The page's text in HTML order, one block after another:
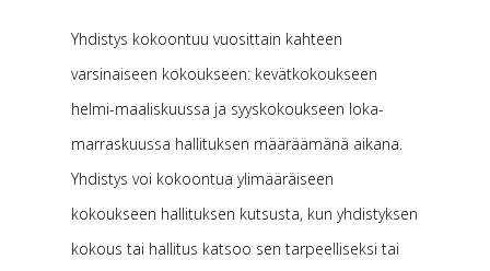
Yhdistys kokoontuu vuosittain kahteen
varsinaiseen kokoukseen: kevätkokoukseen
helmi-maaliskuussa ja syyskokoukseen loka-
marraskuussa hallituksen määräämänä aikana.
Yhdistys voi kokoontua ylimääräiseen
kokoukseen hallituksen kutsusta, kun yhdistyksen
kokous tai hallitus katsoo sen tarpeelliseksi tai